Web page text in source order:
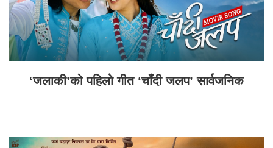
‘जलाकी’को पहिलो गीत ‘चाँदी जलप’ सार्वजनिक